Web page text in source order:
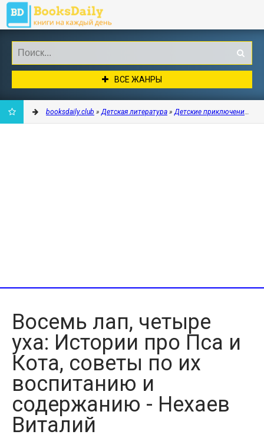
ВСЕ ЖАНРЫ
booksdaily.club »Детская литература »Детские приключения»
Восемь лап, четыре
уха: Истории про Пса и
Кота, советы по их
воспитанию и
содержанию - Нехаев
Виталий